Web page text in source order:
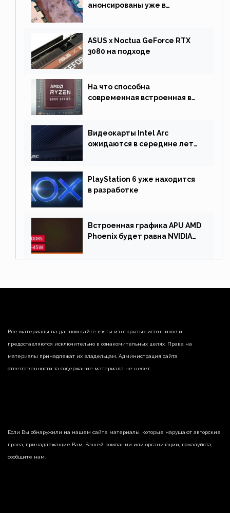
анонсированы уже в
ASUS x Noctua GeForce RTX
3080 на подходе
На что способна
современная встроенная в
Видеокарты Intel Arc
ожидаются в середине лета.
PlayStation 6 уже находится
в разработке
Встроенная графика APU AMD
Phoenix будет равна NVIDIA
Все материалы на данном сайте взяты из открытых источников и
предоставляются исключительно в ознакомительных целях. Права на
материалы принадлежат их владельцам. Администрация сайта
ответственности за содержание материала не несет.
Если Вы обнаружили на нашем сайте материалы, которые нарушают авторские
права, принадлежащие Вам, Вашей компании или организации, пожалуйста,
сообщите нам.